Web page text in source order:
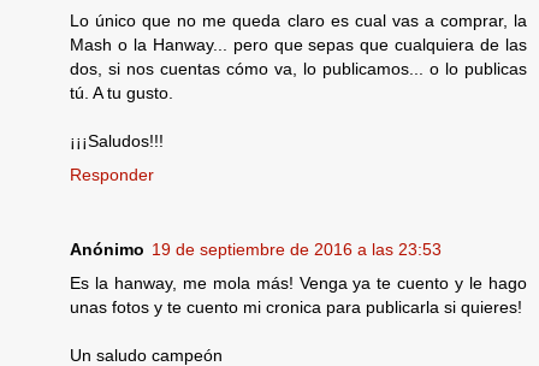
Lo único que no me queda claro es cual vas a comprar, la
Mash o la Hanway... pero que sepas que cualquiera de las
dos, si nos cuentas cómo va, lo publicamos... o lo publicas
tú. A tu gusto.
¡¡¡Saludos!!!
Responder
Anónimo 19 de septiembre de 2016 a las 23:53
Es la hanway, me mola más! Venga ya te cuento y le hago
unas fotos y te cuento mi cronica para publicarla si quieres!
Un saludo campeón